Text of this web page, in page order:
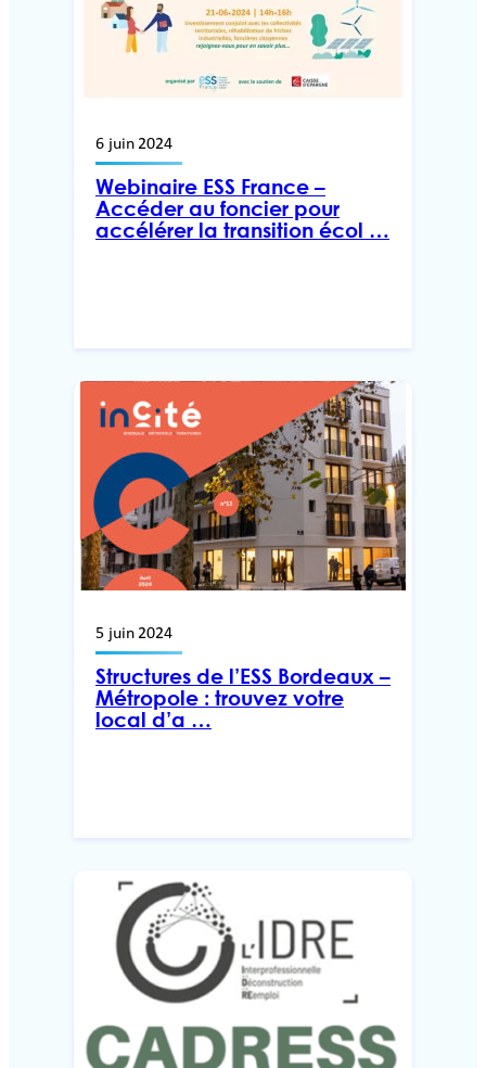
6 juin 2024
Webinaire ESS France –
Accéder au foncier pour
accélérer la transition écol …
5 juin 2024
Structures de l’ESS Bordeaux –
Métropole : trouvez votre
local d’a …